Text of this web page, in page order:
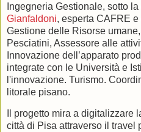
Ingegneria Gestionale, sotto
Gianfaldoni, esperta CAFRE
Gestione delle Risorse
Pesciatini, Assessore alle
Innovazione dell’apparato
integrate con le Università e
l'innovazione. Turismo.
litorale pisano.
Il progetto mira a
città di Pisa attraverso il travel